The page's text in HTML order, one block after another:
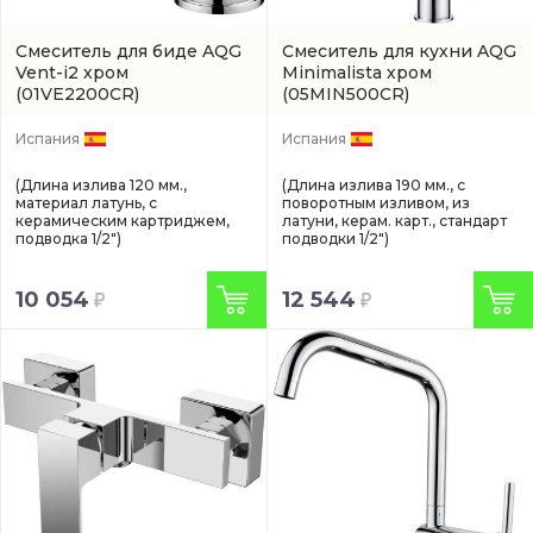
Смеситель для биде AQG
Vent-i2 хром
(01VE2200CR)
Испания
(Длина излива 120 мм.,
материал латунь, с
керамическим картриджем,
подводка 1/2")
10 054
Смеситель для кухни AQG
Minimalista хром
(05MIN500CR)
Испания
(Длина излива 190 мм., с
поворотным изливом, из
латуни, керам. карт., стандарт
подводки 1/2")
12 544